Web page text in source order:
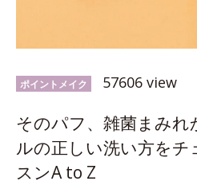
ポイントメイク 57606 view
そのパフ、雑菌まみ
ルの正しい洗い方をチ
スンA to Z